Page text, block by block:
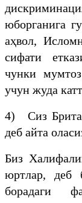
юборганига
аҳвол,
сифати
чунки
учун жуда
4) Сиз
деб айта
Биз
юртлар, деб
борадаги